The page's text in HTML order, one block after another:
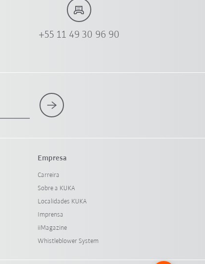
+55 11 49 30 96 90
Empresa
Carreira
Sobre a KUKA
Localidades KUKA
Imprensa
iiMagazine
Whistleblower System